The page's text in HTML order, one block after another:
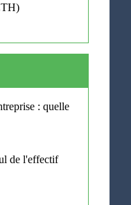
: quelle
de l'effectif